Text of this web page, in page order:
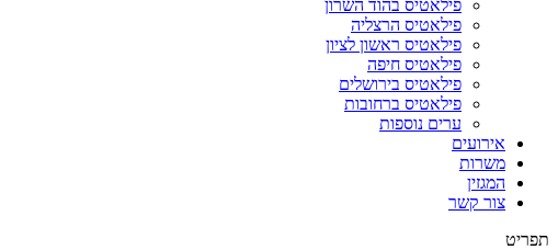
פילאטיס בהוד השרון
פילאטיס הרצליה
פילאטיס ראשון לציון
פילאטיס חיפה
פילאטיס בירושלים
פילאטיס ברחובות
ערים נוספות
אירועים
משרות
המגזין
צור קשר
תפריט